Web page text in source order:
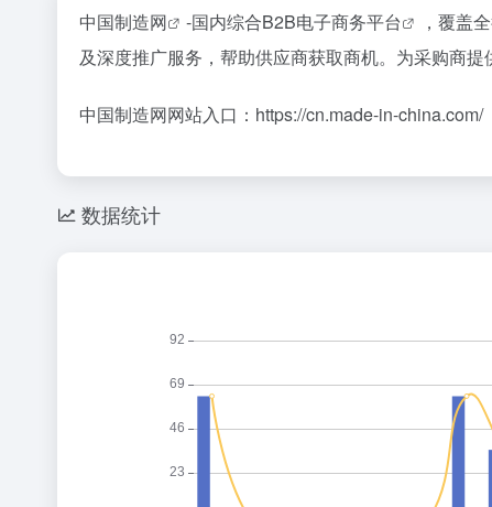
中国制造网 -国内综合B2B电子商务平台 ，覆盖
及深度推广服务，帮助供应商获取商机。为采购商
中国制造网网站入口：https://cn.made-in-china.com/
数据统计